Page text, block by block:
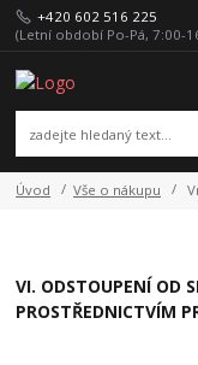
+420 602 516 225
(Letní období Po-Pá, 7:00-
Úvod Vše o nákupu
VI. ODSTOUPENÍ OD
PROSTŘEDNICTVÍM